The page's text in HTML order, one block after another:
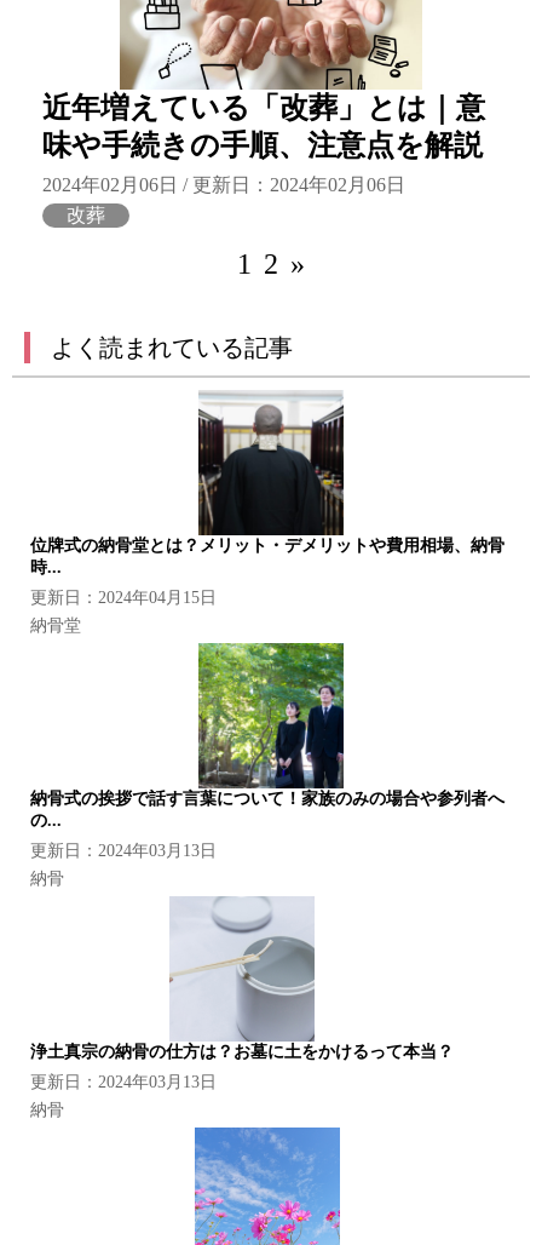
近年増えている「改葬」とは｜意
味や手続きの手順、注意点を解説
2024年02月06日 / 更新日：2024年02月06日
改葬
1 2 »
よく読まれている記事
位牌式の納骨堂とは？メリット・デメリットや費用相場、納骨
時...
更新日：2024年04月15日
納骨堂
納骨式の挨拶で話す言葉について！家族のみの場合や参列者へ
の...
更新日：2024年03月13日
納骨
浄土真宗の納骨の仕方は？お墓に土をかけるって本当？
更新日：2024年03月13日
納骨